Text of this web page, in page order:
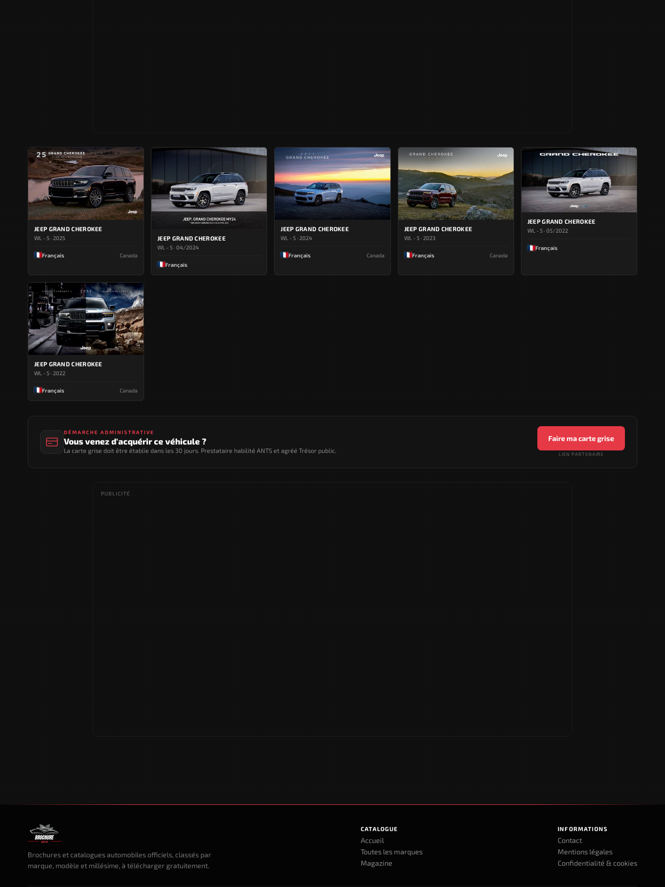
JEEP GRAND CHEROKEE
WL - 5 · 2025
Français Canada
JEEP GRAND CHEROKEE
WL - 5 · 04/2024
Français
JEEP GRAND CHEROKEE
WL - 5 · 2024
Français Canada
JEEP GRAND CHEROKEE
WL - 5 · 2023
Français Canada
JEEP GRAND CHEROKEE
WL - 5 · 05/2022
Français
JEEP GRAND CHEROKEE
WL - 5 · 2022
Français Canada
DÉMARCHE ADMINISTRATIVE
Vous venez d'acquérir ce véhicule ?
La carte grise doit être établie dans les 30 jours. Prestataire habilité ANTS et agréé Trésor public.
Faire ma carte grise
LIEN PARTENAIRE
PUBLICITÉ
Brochures et catalogues automobiles officiels, classés par
marque, modèle et millésime, à télécharger gratuitement.
CATALOGUE
Accueil
Toutes les marques
Magazine
INFORMATIONS
Contact
Mentions légales
Confidentialité & cookies